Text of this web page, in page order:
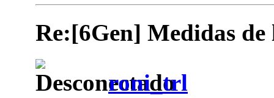
Re:[6Gen] Medidas de
roni_trl